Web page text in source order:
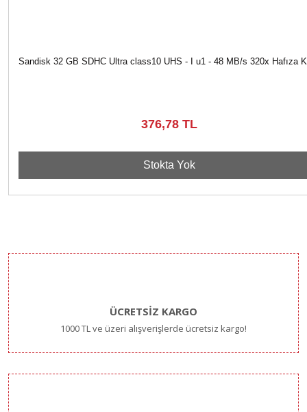
Sandisk 32 GB SDHC Ultra class10 UHS - I u1 - 48 MB/s 320x Hafıza
376,78 TL
Stokta Yok
ÜCRETSİZ KARGO
1000 TL ve üzeri alışverişlerde ücretsiz kargo!